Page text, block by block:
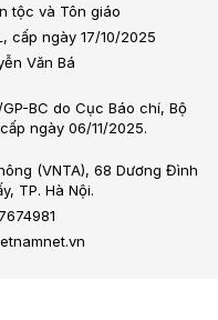
tộc và Tôn giáo
cấp ngày 17/10/2025
Văn Bá
BC do Cục Báo chí, Bộ
ngày 06/11/2025.
(VNTA), 68 Dương Đình
TP. Hà Nội.